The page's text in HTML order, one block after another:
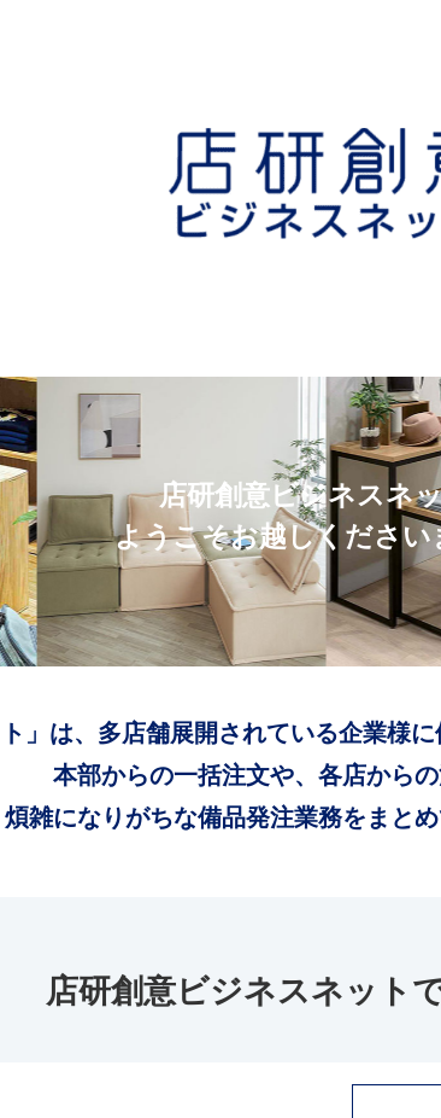
店研創意ビジネスネ
ようこそお越しください
」は、多店舗展開されている企業様
本部からの一括注文や、各店からの
煩雑になりがちな備品発注業務をまとめ
店研創意ビジネスネット